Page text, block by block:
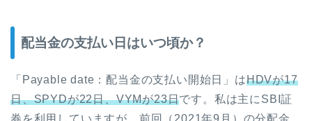
配当金の支払い日はいつ頃か？
「Payable date：配当金の支払い開始日」はHDVが17
日、SPYDが22日、VYMが23日です。私は主にSBI証